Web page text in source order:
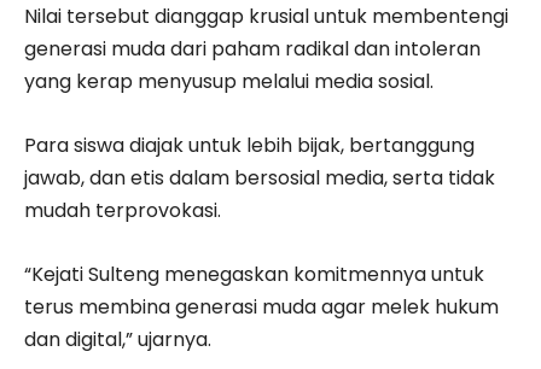
Nilai tersebut dianggap krusial untuk membentengi
generasi muda dari paham radikal dan intoleran
yang kerap menyusup melalui media sosial.
Para siswa diajak untuk lebih bijak, bertanggung
jawab, dan etis dalam bersosial media, serta tidak
mudah terprovokasi.
“Kejati Sulteng menegaskan komitmennya untuk
terus membina generasi muda agar melek hukum
dan digital,” ujarnya.